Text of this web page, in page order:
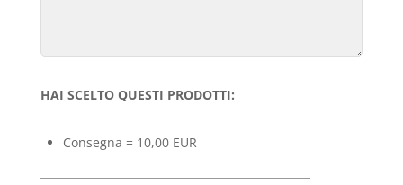
HAI SCELTO QUESTI PRODOTTI:
Consegna = 10,00 EUR